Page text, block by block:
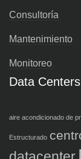
Consultoría
Mantenimiento
Monitoreo
Data Centers
aire acondicionado de
Estructurado